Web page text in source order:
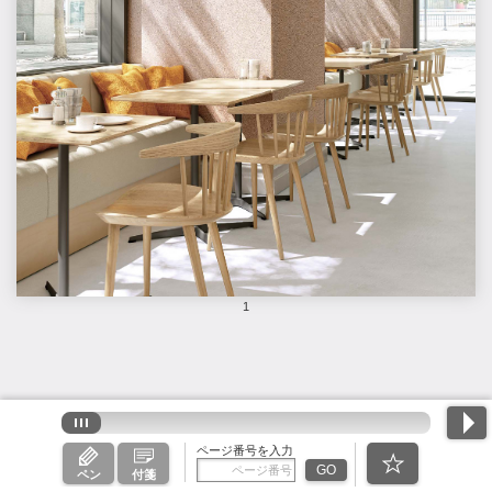
1
ペン 付箋
ページ番号を入力
GO